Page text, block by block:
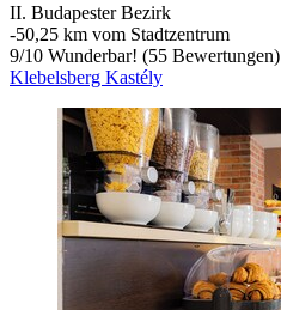
II. Budapester Bezirk
‐50,25 km vom Stadtzentrum
9/10 Wunderbar! (55 Bewertungen)
Klebelsberg Kastély